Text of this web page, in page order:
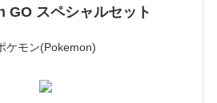
GO スペシャルセット
ケモン(Pokemon)